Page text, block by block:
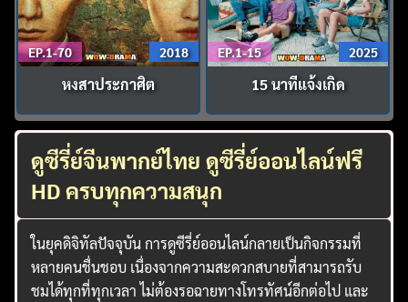
EP.1-70 2018
หงสาประกาศิต
EP.1-15 2025
15 นาทีแจ้งเกิด
ดูซีรี่ย์จีนพากย์ไทย ดูซีรี่ย์ออนไลน์ฟรี
HD ครบทุกความสนุก
ในยุคดิจิทัลปัจจุบัน การดูซีรี่ย์ออนไลน์กลายเป็นกิจกรรมที่
หลายคนชื่นชอบ เนื่องจากความสะดวกสบายที่สามารถรับ
ชมได้ทุกที่ทุกเวลา ไม่ต้องรอฉายทางโทรทัศน์อีกต่อไป และ